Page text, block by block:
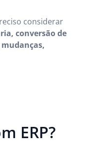
considerar
conversão de
ERP?